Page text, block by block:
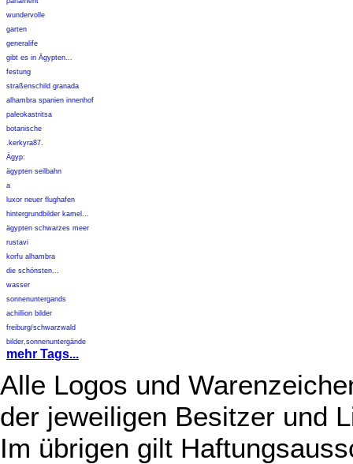
wundervolle
garten
generalife
gibt es in Ägypten...
festung
straßenschild granada
alhambra spanien innenhof
paleokastritsa
botanische
.kerkyra87.
Ägyp:
ägypten seilbahn
a
luxor neuer flughafen
hintergrundbilder kamel...
ägypten schwarzes meer
rustavi
korfu alhambra
die schönsten...
wasser
sonnenuntergands
achillion bilder
freiburg/schwarzwald
bilder,sonnenuntergände
mehr Tags...
Alle Logos und
der jeweiligen Besitzer und
Im übrigen gilt